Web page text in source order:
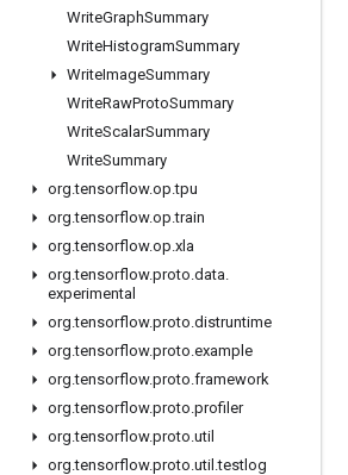
WriteGraphSummary
WriteHistogramSummary
WriteImageSummary
WriteRawProtoSummary
WriteScalarSummary
WriteSummary
org.tensorflow.op.tpu
org.tensorflow.op.train
org.tensorflow.op.xla
org.tensorflow.proto.data.
experimental
org.tensorflow.proto.distruntime
org.tensorflow.proto.example
org.tensorflow.proto.framework
org.tensorflow.proto.profiler
org.tensorflow.proto.util
org.tensorflow.proto.util .testlog